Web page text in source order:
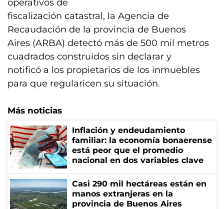
operativos de
fiscalización catastral, la Agencia de
Recaudación de la provincia de Buenos
Aires (ARBA) detectó más de 500 mil metros
cuadrados construidos sin declarar y
notificó a los propietarios de los inmuebles
para que regularicen su situación.
Más noticias
Inflación y endeudamiento
familiar: la economía bonaerense
está peor que el promedio
nacional en dos variables clave
Casi 290 mil hectáreas están en
manos extranjeras en la
provincia de Buenos Aires